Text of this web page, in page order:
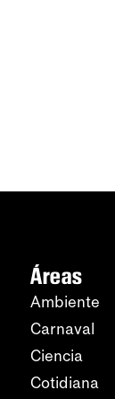
Áreas
Ambiente
Carnaval
Ciencia
Cotidiana